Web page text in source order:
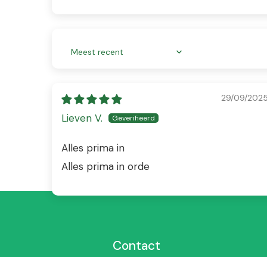
Sort by
29/09/2025
Lieven V.
Alles prima in
Alles prima in orde
Contact